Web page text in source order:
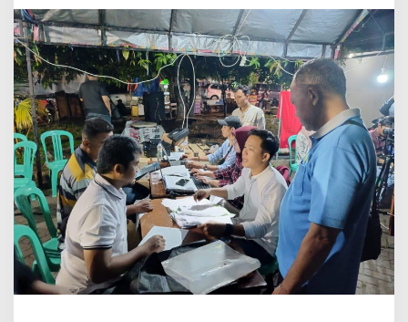
P
u
b
l
i
k
J
e
m
u
t
B
o
l
a
M
a